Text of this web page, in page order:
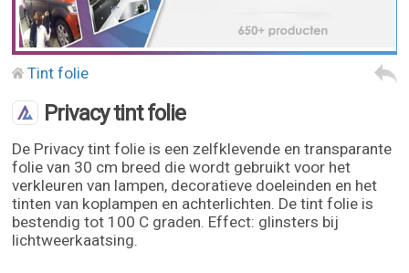
Tint folie
Privacy tint folie
De Privacy tint folie is een zelfklevende en transparante
folie van 30 cm breed die wordt gebruikt voor het
verkleuren van lampen, decoratieve doeleinden en het
tinten van koplampen en achterlichten. De tint folie is
bestendig tot 100 C graden. Effect: glinsters bij
lichtweerkaatsing.